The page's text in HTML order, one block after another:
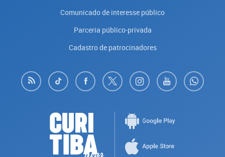
Comunicado de interesse público
Parceria público-privada
Cadastro de patrocinadores